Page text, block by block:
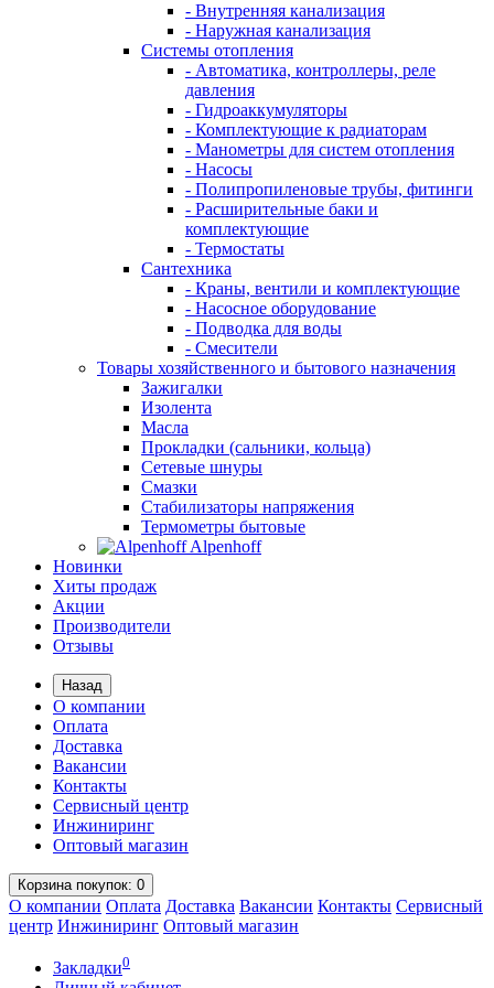
- Внутренняя канализация
- Наружная канализация
Системы отопления
- Автоматика, контроллеры, реле
давления
- Гидроаккумуляторы
- Комплектующие к радиаторам
- Манометры для систем отопления
- Насосы
- Полипропиленовые трубы, фитинги
- Расширительные баки и
комплектующие
- Термостаты
Сантехника
- Краны, вентили и комплектующие
- Насосное оборудование
- Подводка для воды
- Смесители
Товары хозяйственного и бытового назначения
Зажигалки
Изолента
Масла
Прокладки (сальники, кольца)
Сетевые шнуры
Смазки
Стабилизаторы напряжения
Термометры бытовые
Alpenhoff
Новинки
Хиты продаж
Акции
Производители
Отзывы
Назад
О компании
Оплата
Доставка
Вакансии
Контакты
Сервисный центр
Инжиниринг
Оптовый магазин
Корзинапокупок: 0
О компании Оплата Доставка Вакансии Контакты Сервисный
центр Инжиниринг Оптовый магазин
Закладки0